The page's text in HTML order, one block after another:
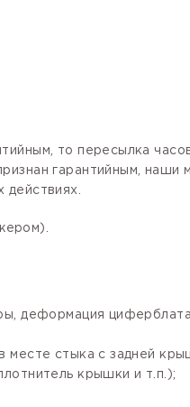
то пересылка
гарантийным, наши
деформация
месте стыка с задней
крышки и т.п.);